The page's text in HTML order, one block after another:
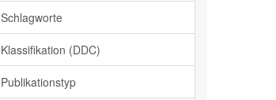
Schlagworte
Klassifikation (DDC)
Publikationstyp